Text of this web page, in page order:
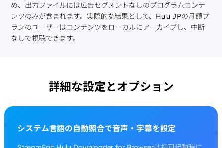
め、出力ファイルには広告セグメントなしのプログラムコンテ
ンツのみが含まれます。実際的な結果として、Hulu JPの月額プ
ランのユーザーはコンテンツをローカルにアーカイブし、中断
なしで視聴できます。
詳細な設定とオプション
システム言語の自動照合で音声・字幕を設定